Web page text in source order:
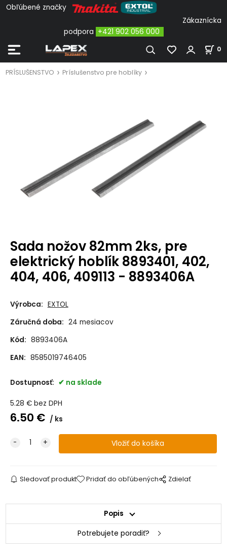
Obľúbené značky
Zákaznícka
podpora +421 902 056 000
0
PRÍSLUŠENSTVO Príslušenstvo pre hoblíky
Sada nožov 82mm 2ks, pre
elektrický hoblík 8893401, 402,
404, 406, 409113 - 8893406A
Výrobca: EXTOL
Záručná doba: 24 mesiacov
Kód: 8893406A
EAN: 8585019746405
Dostupnosť: na sklade
5.28 € bez DPH
6.50 € ks
Sledovať produkt Pridať do obľúbených Zdielať
Popis
Potrebujete poradiť?